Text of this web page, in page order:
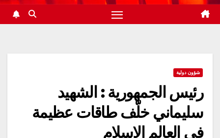
شؤون دولية
رئيس الجمهورية : الشهيد
سليماني خلّف طاقات عظيمة
في العالم الاسلام